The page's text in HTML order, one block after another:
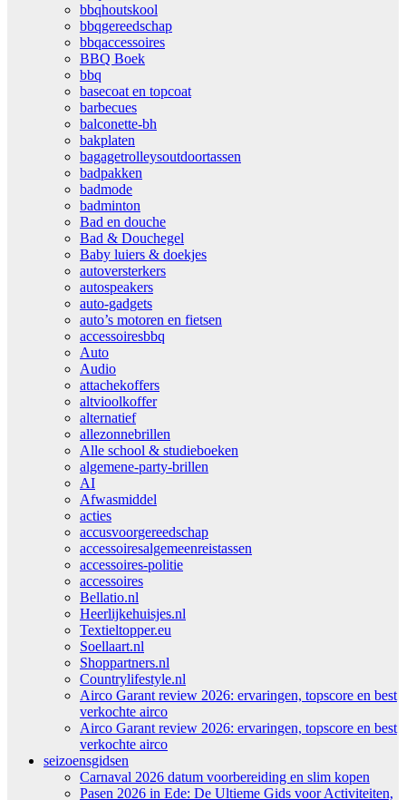
bbqhoutskool
bbqgereedschap
bbqaccessoires
BBQ Boek
bbq
basecoat en topcoat
barbecues
balconette-bh
bakplaten
bagagetrolleysoutdoortassen
badpakken
badmode
badminton
Bad en douche
Bad & Douchegel
Baby luiers & doekjes
autoversterkers
autospeakers
auto-gadgets
auto’s motoren en fietsen
accessoiresbbq
Auto
Audio
attachekoffers
altvioolkoffer
alternatief
allezonnebrillen
Alle school & studieboeken
algemene-party-brillen
AI
Afwasmiddel
acties
accusvoorgereedschap
accessoiresalgemeenreistassen
accessoires-politie
accessoires
Bellatio.nl
Heerlijkehuisjes.nl
Textieltopper.eu
Soellaart.nl
Shoppartners.nl
Countrylifestyle.nl
Airco Garant review 2026: ervaringen, topscore en best
verkochte airco
Airco Garant review 2026: ervaringen, topscore en best
verkochte airco
seizoensgidsen
Carnaval 2026 datum voorbereiding en slim kopen
Pasen 2026 in Ede: De Ultieme Gids voor Activiteiten,